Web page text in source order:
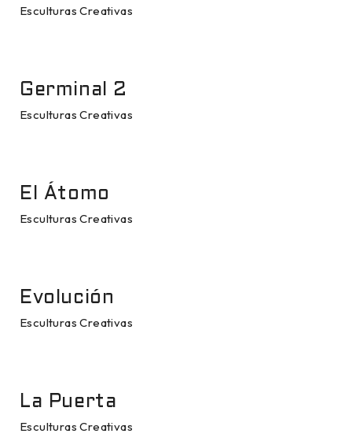
Esculturas Creativas
Germinal 2
Esculturas Creativas
El Átomo
Esculturas Creativas
Evolución
Esculturas Creativas
La Puerta
Esculturas Creativas